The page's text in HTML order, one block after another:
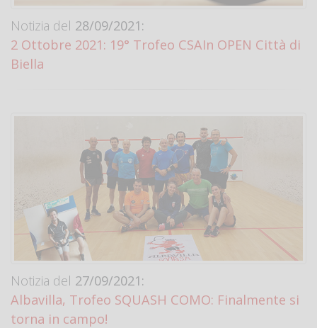
Notizia del 28/09/2021:
2 Ottobre 2021: 19° Trofeo CSAIn OPEN Città di
Biella
Notizia del 27/09/2021:
Albavilla, Trofeo SQUASH COMO: Finalmente si
torna in campo!